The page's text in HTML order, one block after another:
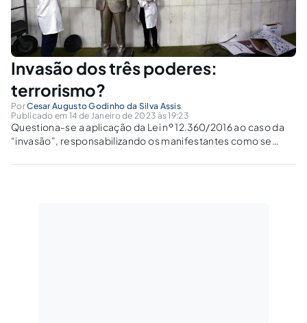
Invasão dos três poderes:
terrorismo?
PorCesar Augusto Godinho da Silva Assis
Publicado em 14 de Janeiro de 2023 às 19:23
Questiona-se a aplicação da Lei nº 12.360/2016 ao caso da
“invasão”, responsabilizando os manifestantes como se